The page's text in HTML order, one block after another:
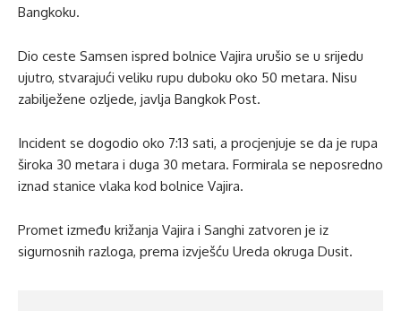
Bangkoku.
Dio ceste Samsen ispred bolnice Vajira urušio se u srijedu
ujutro, stvarajući veliku rupu duboku oko 50 metara. Nisu
zabilježene ozljede, javlja Bangkok Post.
Incident se dogodio oko 7:13 sati, a procjenjuje se da je rupa
široka 30 metara i duga 30 metara. Formirala se neposredno
iznad stanice vlaka kod bolnice Vajira.
Promet između križanja Vajira i Sanghi zatvoren je iz
sigurnosnih razloga, prema izvješću Ureda okruga Dusit.